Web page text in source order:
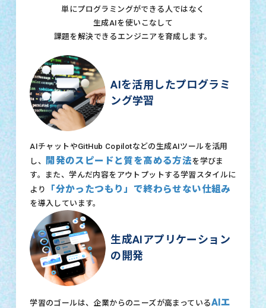
単にプログラミングができる人ではなく
生成AIを使いこなして
課題を解決できるエンジニアを育成します。
AIを活用したプログラミ
ング学習
AIチャットやGitHub Copilotなどの生成AIツールを活用
し、
開発のスピードと質を高める方法を学びま
す。また、学んだ内容をアウトプットする学習スタイルに
より
「分かったつもり」で終わらせない仕組み
を導入しています。
生成AIアプリケーション
の開発
学習のゴールは、企業からのニーズが高まっているAIエ